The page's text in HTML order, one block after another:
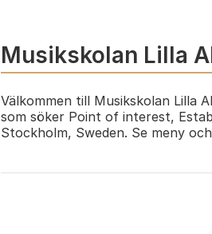
Musikskolan Lilla
Välkommen till Musikskolan Lilla
som söker Point of interest,
Stockholm, Sweden. Se meny